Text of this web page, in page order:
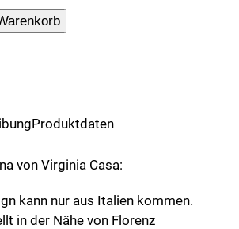
Produktdaten
von Virginia Casa:
kann nur aus Italien kommen.
in der Nähe von Florenz